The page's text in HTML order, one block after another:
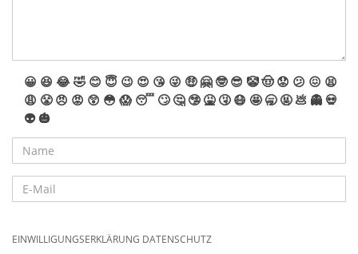
😀 😆 😂🤣 😊 😇 😉 😍 😘 😜 🤑 🤗 🤓 😎 🤡🤠 😟 😕 😖 😫
😩 😤 😠 😡 😲 😳 😱 😴 🙄 🤔 🤥 🤮 🤧 😷 🤩 🥱 🤬 💩 👻 💀
👽 🎃
EINWILLIGUNGSERKLÄRUNG DATENSCHUTZ